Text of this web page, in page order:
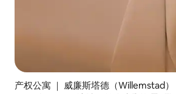
产权公寓 ｜ 威廉斯塔德（Willemstad）